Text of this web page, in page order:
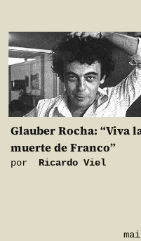
Glauber Rocha: “Viva
muerte de Franco”
por Ricardo Viel